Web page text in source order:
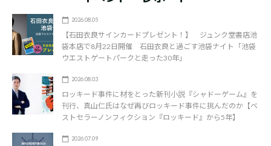
2026.08.05
【石田衣良サインカードプレゼント！】 ジュンク堂書店池
袋本店で8月22日開催 石田衣良と過ごす池袋ナイト「池袋
ウエストゲートパークと走った30年」
2026.08.03
ロッキード事件に材をとった新刊小説『シャドーゲーム』を
刊行、真山仁氏はなぜ再びロッキード事件に挑んだのか【ベ
ストセラーノンフィクション『ロッキード』から5年】
2026.07.09